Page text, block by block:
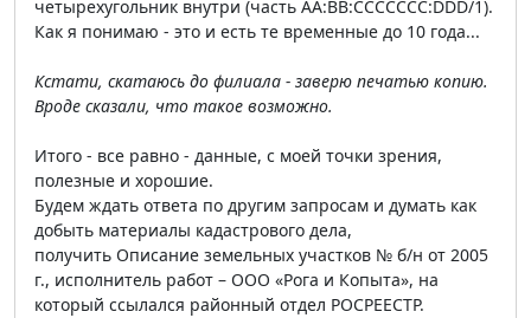
четырехугольник внутри (часть AA:BB:CCCCCCC:DDD/1).
Как я понимаю - это и есть те временные до 10 года...
Кстати, скатаюсь до филиала - заверю печатью копию.
Вроде сказали, что такое возможно.
Итого - все равно - данные, с моей точки зрения,
полезные и хорошие.
Будем ждать ответа по другим запросам и думать как
добыть материалы кадастрового дела,
получить Описание земельных участков № б/н от 2005
г., исполнитель работ – ООО «Рога и Копыта», на
который ссылался районный отдел РОСРЕЕСТР.